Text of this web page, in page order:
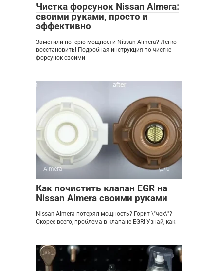
Чистка форсунок Nissan Almera:
своими руками‚ просто и
эффективно
Заметили потерю мощности Nissan Almera? Легко
восстановить! Подробная инструкция по чистке
форсунок своими
Almera 0
Как почистить клапан EGR на
Nissan Almera своими руками
Nissan Almera потерял мощность? Горит \"чек\"?
Скорее всего, проблема в клапане EGR! Узнай, как